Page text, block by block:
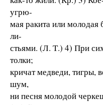
угрю-
мая ракита или молодая
ли-
стьями. (Л. Т.) 4) При
толки;
кричат медведи, тигры,
шум,
ни песня молодой